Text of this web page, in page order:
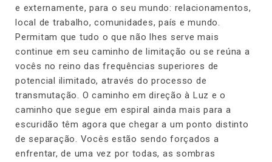
e externamente, para o seu mundo: relacionamentos,
local de trabalho, comunidades, país e mundo.
Permitam que tudo o que não lhes serve mais
continue em seu caminho de limitação ou se reúna a
vocês no reino das frequências superiores de
potencial ilimitado, através do processo de
transmutação. O caminho em direção à Luz e o
caminho que segue em espiral ainda mais para a
escuridão têm agora que chegar a um ponto distinto
de separação. Vocês estão sendo forçados a
enfrentar, de uma vez por todas, as sombras